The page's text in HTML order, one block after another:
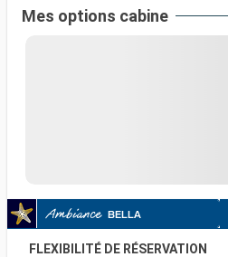
Mes options cabine
FLEXIBILITÉ DE RÉSERVATION